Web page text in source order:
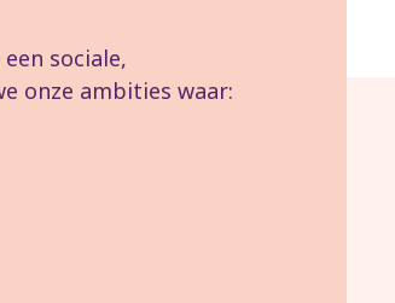
sociale,
onze ambities waar: